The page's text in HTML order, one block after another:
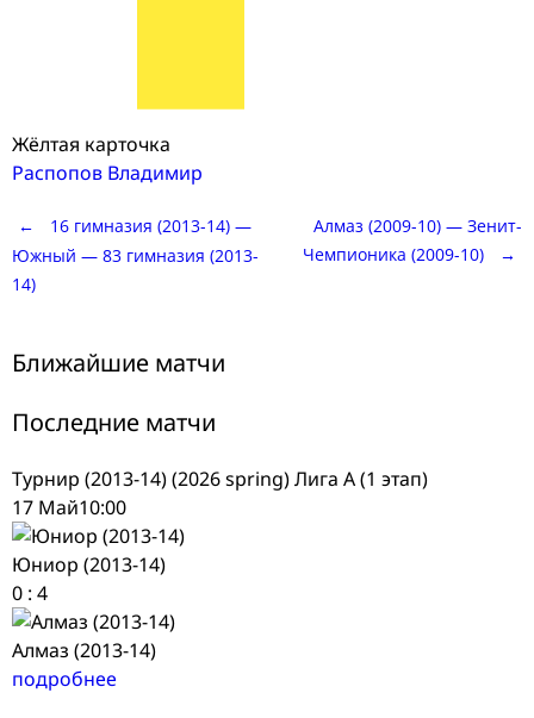
Жёлтая карточка
Распопов Владимир
Post
navigation
←
16 гимназия (2013-14) —
Южный — 83 гимназия (2013-
14)
Алмаз (2009-10) — Зенит-
Чемпионика (2009-10)
→
Ближайшие матчи
Последние матчи
Турнир (2013-14) (2026 spring) Лига А (1 этап)
17 Май10:00
Юниор (2013-14)
0 : 4
Алмаз (2013-14)
подробнее